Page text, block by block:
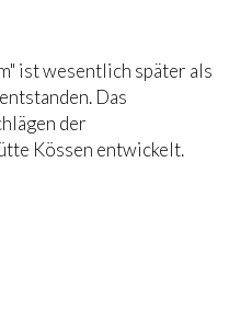
ist wesentlich später als
Das
der
Kössen entwickelt.